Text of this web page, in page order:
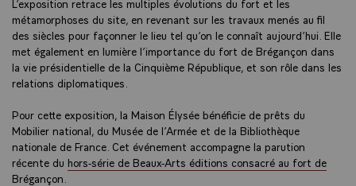
L’exposition retrace les multiples évolutions du fort et les
métamorphoses du site, en revenant sur les travaux menés au fil
des siècles pour façonner le lieu tel qu’on le connaît aujourd’hui. Elle
met également en lumière l’importance du fort de Brégançon dans
la vie présidentielle de la Cinquième République, et son rôle dans les
relations diplomatiques.
Pour cette exposition, la Maison Élysée bénéficie de prêts du
Mobilier national, du Musée de l’Armée et de la Bibliothèque
nationale de France. Cet événement accompagne la parution
récente du hors-série de Beaux-Arts éditions consacré au fort de
Brégançon